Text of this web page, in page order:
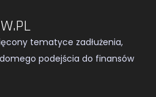
tematyce zadłużenia,
podejścia do finansów